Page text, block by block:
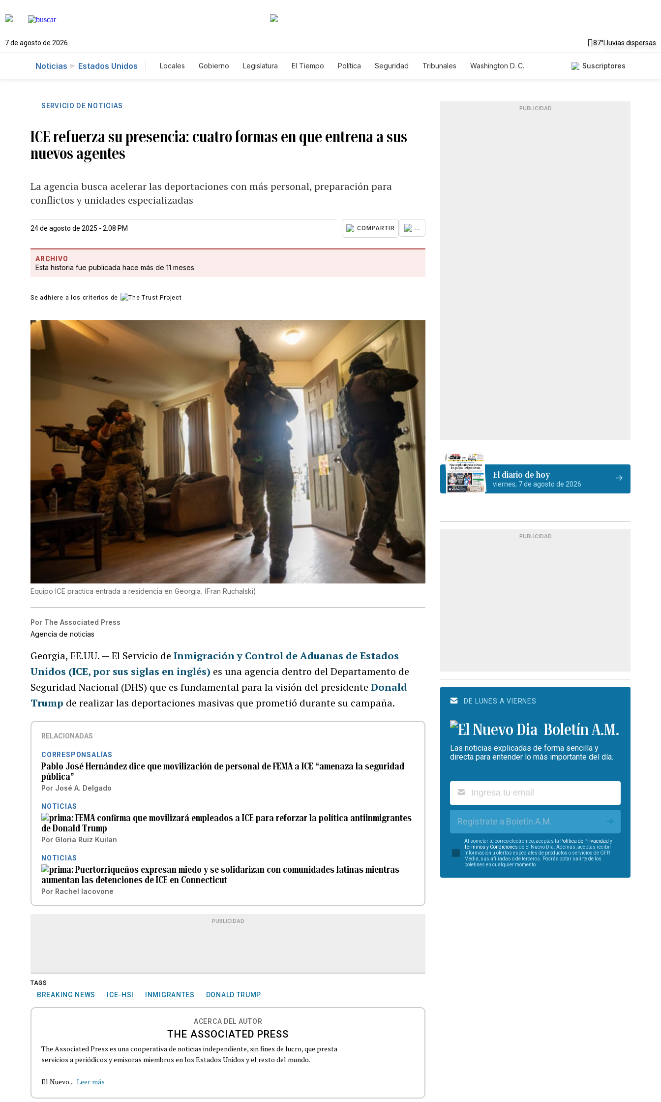
7 de agosto de 2026 87°Lluvias dispersas
Noticias Estados Unidos Locales Gobierno Legislatura El Tiempo Política Seguridad Tribunales
Washington D. C.
Suscriptores
SERVICIO DE NOTICIAS
ICE refuerza su presencia: cuatro formas en que entrena a sus
nuevos agentes
La agencia busca acelerar las deportaciones con más personal, preparación para
conflictos y unidades especializadas
24 de agosto de 2025 - 2:08 PM COMPARTIR ...
ARCHIVO
Esta historia fue publicada hace más de 11 meses.
Se adhiere a los criterios de
Equipo ICE practica entrada a residencia en Georgia. (Fran Ruchalski)
Por The Associated Press
Agencia de noticias
Georgia, EE.UU. — El Servicio deInmigración y Control de Aduanas de Estados
Unidos (ICE, por sus siglas en inglés) es una agencia dentro del Departamento de
Seguridad Nacional (DHS) que es fundamental para la visión del presidente Donald
Trump de realizar las deportaciones masivas que prometió durante su campaña.
RELACIONADAS
CORRESPONSALÍAS
Pablo José Hernández dice que movilización de personal de FEMA a ICE “amenaza la seguridad
pública”
Por José A. Delgado
NOTICIAS
FEMA confirma que movilizará empleados a ICE para reforzar la política antiinmigrantes
de Donald Trump
Por Gloria Ruiz Kuilan
NOTICIAS
Puertorriqueños expresan miedo y se solidarizan con comunidades latinas mientras
aumentan las detenciones de ICE en Connecticut
Por Rachel Iacovone
PUBLICIDAD
TAGS
BREAKING NEWS ICE-HSI INMIGRANTES DONALD TRUMP
ACERCA DEL AUTOR
THE ASSOCIATED PRESS
The Associated Press es una cooperativa de noticias independiente, sin fines de lucro, que presta
servicios a periódicos y emisoras miembros en los Estados Unidos y el resto del mundo.
El Nuevo... Leer más
PUBLICIDAD
El diario de hoy
viernes, 7 de agosto de 2026
PUBLICIDAD
DE LUNES A VIERNES
Boletín A.M.
Las noticias explicadas de forma sencilla y
directa para entender lo más importante del día.
Regístrate a Boletín A.M.
Al someter tu correo electrónico, aceptas la Política de Privacidad y
Términos y Condiciones de El Nuevo Día. Además, aceptas recibir
información u ofertas especiales de productos o servicios de GFR
Media, sus afiliadas o de terceros. Podrás optar salirte de los
boletines en cualquier momento.